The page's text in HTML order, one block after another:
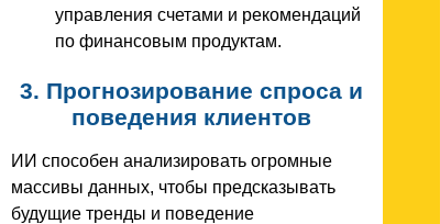
управления счетами и рекомендаций
по финансовым продуктам.
3. Прогнозирование спроса и
поведения клиентов
ИИ способен анализировать огромные
массивы данных, чтобы предсказывать
будущие тренды и поведение